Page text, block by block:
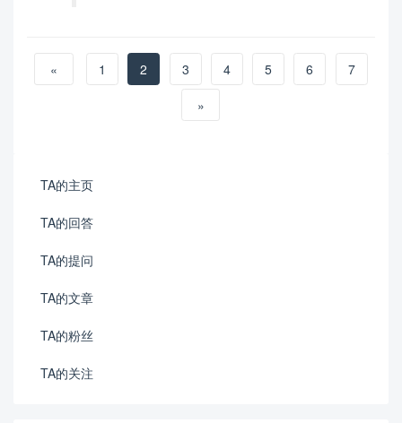
« 1 2 3 4 5 6
7
»
TA的主页
TA的回答
TA的提问
TA的文章
TA的粉丝
TA的关注